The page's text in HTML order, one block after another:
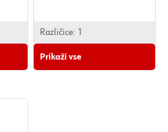
Različice: 1
Prikaži vse